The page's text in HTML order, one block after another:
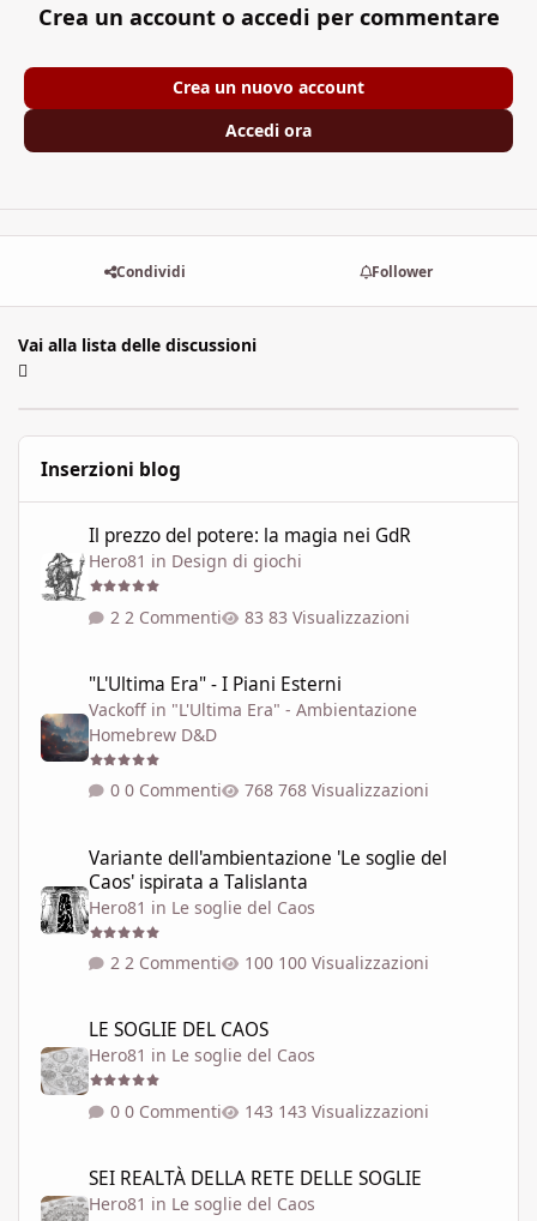
Crea un account o accedi per commentare
Crea un nuovo account
Accedi ora
Condividi Follower
Vai alla lista delle discussioni
Inserzioni blog
Il prezzo del potere: la magia nei GdR
Hero81 in Design di giochi
2 Commenti 83 Visualizzazioni
"L'Ultima Era" - I Piani Esterni
Vackoff in "L'Ultima Era" - Ambientazione
Homebrew D&D
0 Commenti 768 Visualizzazioni
Variante dell'ambientazione 'Le soglie del
Caos' ispirata a Talislanta
Hero81 in Le soglie del Caos
2 Commenti 100 Visualizzazioni
LE SOGLIE DEL CAOS
Hero81 in Le soglie del Caos
0 Commenti 143 Visualizzazioni
SEI REALTÀ DELLA RETE DELLE SOGLIE
Hero81 in Le soglie del Caos